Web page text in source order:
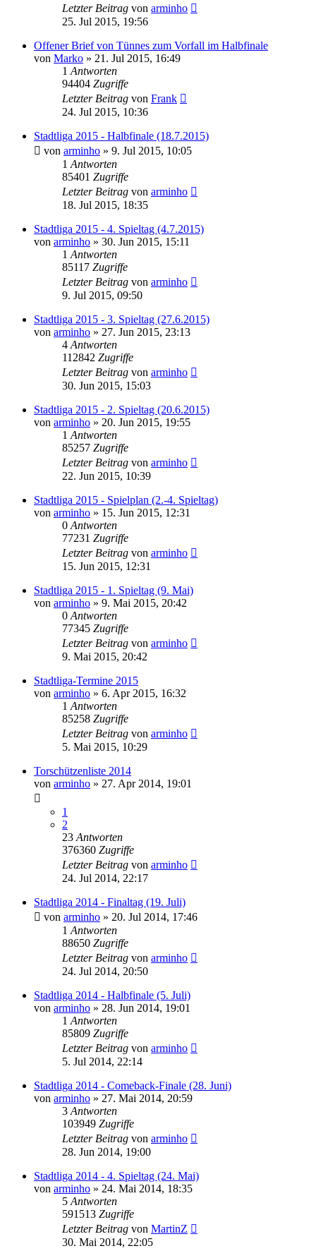
Letzter Beitrag von arminho
25. Jul 2015, 19:56
Offener Brief von Tünnes zum Vorfall im Halbfinale
von Marko » 21. Jul 2015, 16:49
1 Antworten
94404 Zugriffe
Letzter Beitrag von Frank
24. Jul 2015, 10:36
Stadtliga 2015 - Halbfinale (18.7.2015)
von arminho » 9. Jul 2015, 10:05
1 Antworten
85401 Zugriffe
Letzter Beitrag von arminho
18. Jul 2015, 18:35
Stadtliga 2015 - 4. Spieltag (4.7.2015)
von arminho » 30. Jun 2015, 15:11
1 Antworten
85117 Zugriffe
Letzter Beitrag von arminho
9. Jul 2015, 09:50
Stadtliga 2015 - 3. Spieltag (27.6.2015)
von arminho » 27. Jun 2015, 23:13
4 Antworten
112842 Zugriffe
Letzter Beitrag von arminho
30. Jun 2015, 15:03
Stadtliga 2015 - 2. Spieltag (20.6.2015)
von arminho » 20. Jun 2015, 19:55
1 Antworten
85257 Zugriffe
Letzter Beitrag von arminho
22. Jun 2015, 10:39
Stadtliga 2015 - Spielplan (2.-4. Spieltag)
von arminho » 15. Jun 2015, 12:31
0 Antworten
77231 Zugriffe
Letzter Beitrag von arminho
15. Jun 2015, 12:31
Stadtliga 2015 - 1. Spieltag (9. Mai)
von arminho » 9. Mai 2015, 20:42
0 Antworten
77345 Zugriffe
Letzter Beitrag von arminho
9. Mai 2015, 20:42
Stadtliga-Termine 2015
von arminho » 6. Apr 2015, 16:32
1 Antworten
85258 Zugriffe
Letzter Beitrag von arminho
5. Mai 2015, 10:29
Torschützenliste 2014
von arminho » 27. Apr 2014, 19:01
1
2
23 Antworten
376360 Zugriffe
Letzter Beitrag von arminho
24. Jul 2014, 22:17
Stadtliga 2014 - Finaltag (19. Juli)
von arminho » 20. Jul 2014, 17:46
1 Antworten
88650 Zugriffe
Letzter Beitrag von arminho
24. Jul 2014, 20:50
Stadtliga 2014 - Halbfinale (5. Juli)
von arminho » 28. Jun 2014, 19:01
1 Antworten
85809 Zugriffe
Letzter Beitrag von arminho
5. Jul 2014, 22:14
Stadtliga 2014 - Comeback-Finale (28. Juni)
von arminho » 27. Mai 2014, 20:59
3 Antworten
103949 Zugriffe
Letzter Beitrag von arminho
28. Jun 2014, 19:00
Stadtliga 2014 - 4. Spieltag (24. Mai)
von arminho » 24. Mai 2014, 18:35
5 Antworten
591513 Zugriffe
Letzter Beitrag von MartinZ
30. Mai 2014, 22:05